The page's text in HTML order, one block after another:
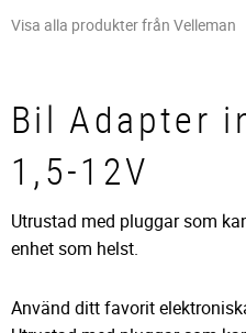
Visa alla produkter från Velleman
Bil Adapter
1,5-12V
Utrustad med pluggar som
enhet som helst.
Använd ditt favorit